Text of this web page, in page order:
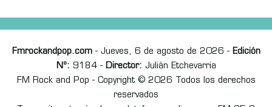
Fmrockandpop.com- Jueves, 6 de agosto de 2026 - Edición
Nº: 9184 - Director: Julián Etchevarria
FM Rock and Pop - Copyright © 2026 Todos los derechos
reservados